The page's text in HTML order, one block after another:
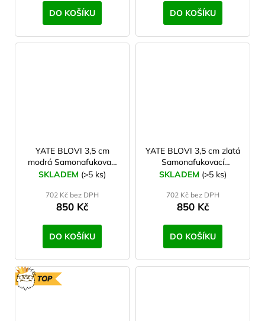
DO KOŠÍKU DO KOŠÍKU
YATE BLOVI 3,5 cm
modrá Samonafukovací
karimatka
SKLADEM (>5 ks)
702 Kč bez DPH
850 Kč
DO KOŠÍKU
YATE BLOVI 3,5 cm zlatá
Samonafukovací
karimatka
SKLADEM (>5 ks)
702 Kč bez DPH
850 Kč
DO KOŠÍKU